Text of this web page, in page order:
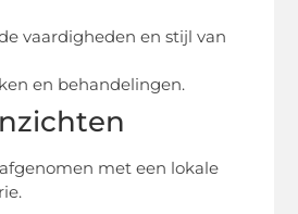
vaardigheden en stijl van
en behandelingen.
met een lokale